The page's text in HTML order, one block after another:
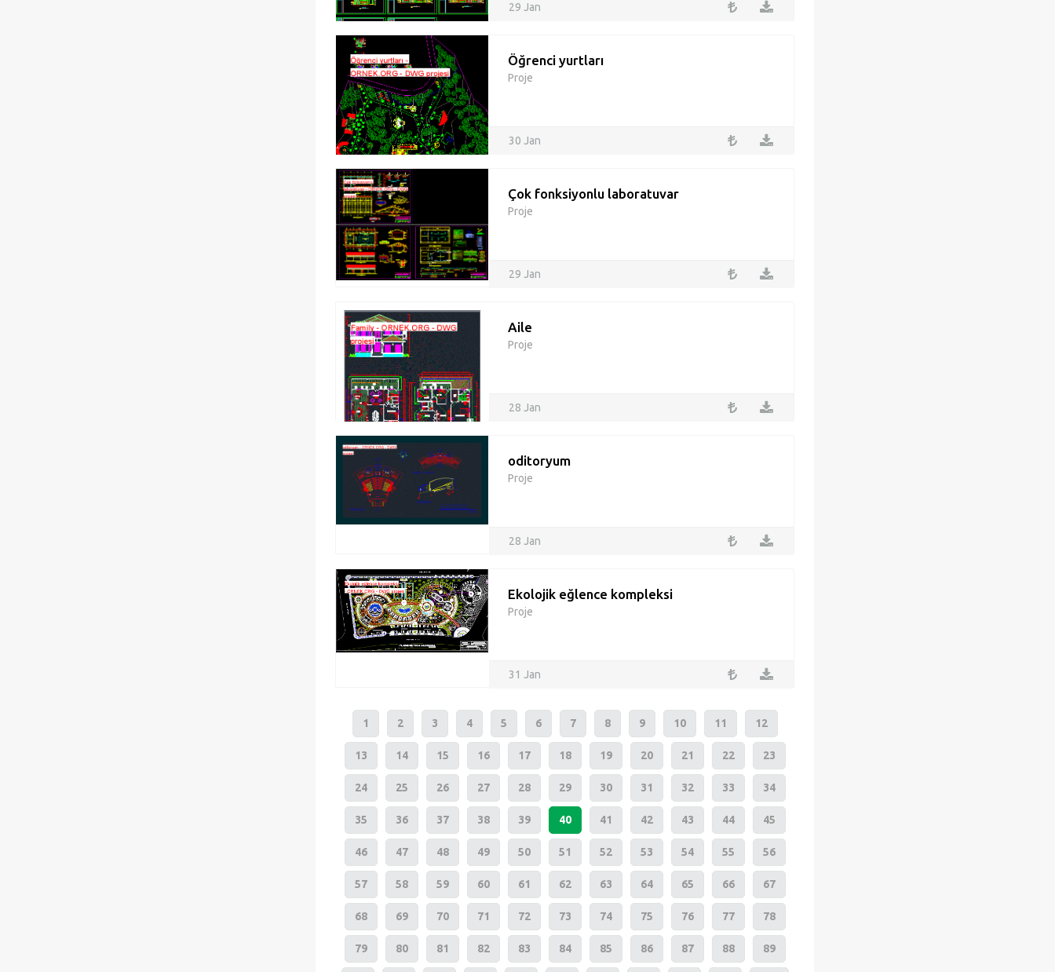
29 Jan
Öğrenci yurtları
Proje
30 Jan
Çok fonksiyonlu laboratuvar
Proje
29 Jan
Aile
Proje
28 Jan
oditoryum
Proje
28 Jan
Ekolojik eğlence kompleksi
Proje
31 Jan
1 2 3 4 5 6 7 8 9 10 11 12
13 14 15 16 17 18 19 20 21 22 23
24 25 26 27 28 29 30 31 32 33 34
35 36 37 38 39 40 41 42 43 44 45
46 47 48 49 50 51 52 53 54 55 56
57 58 59 60 61 62 63 64 65 66 67
68 69 70 71 72 73 74 75 76 77 78
79 80 81 82 83 84 85 86 87 88 89